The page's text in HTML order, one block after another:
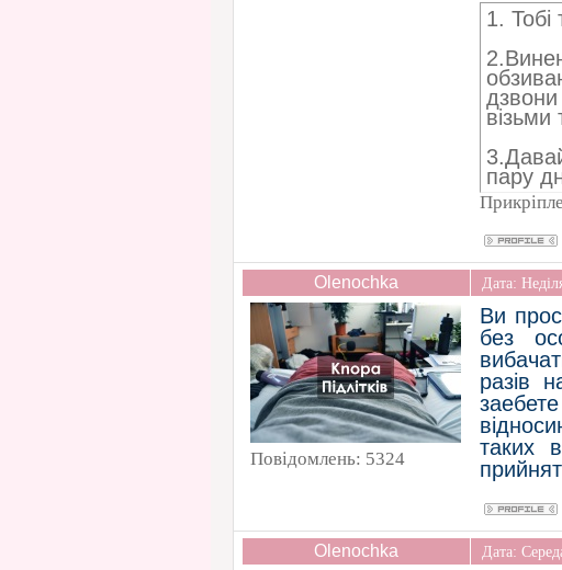
1. Тобі
візьми
пару
Olenochka Дата:
Повідомлень: 5324
Ви
без
разів
таких
Olenochka Дата: